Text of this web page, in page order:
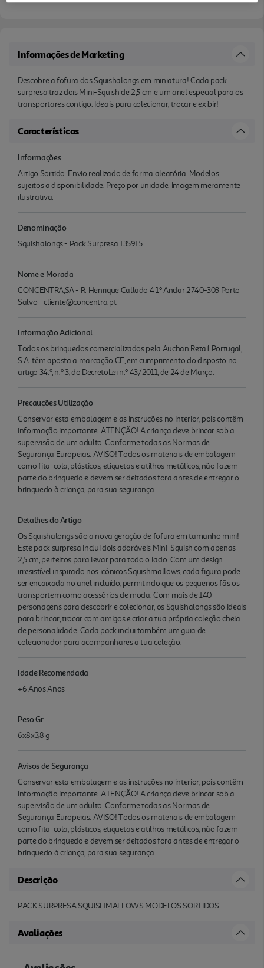
Informações de Marketing
Descobre a fofura dos Squishalongs em miniatura! Cada pack
surpresa traz dois Mini-Squish de 2,5 cm e um anel especial para os
transportares contigo. Ideais para colecionar, trocar e exibir!
Características
Informações
Artigo Sortido. Envio realizado de forma aleatória. Modelos
sujeitos a disponibilidade. Preço por unidade. Imagem meramente
ilustrativa.
Denominação
Squishalongs - Pack Surpresa 135915
Nome e Morada
CONCENTRA,SA - R. Henrique Callado 4 1º Andar 2740-303 Porto
Salvo - cliente@concentra.pt
Informação Adicional
Todos os brinquedos comercializados pela Auchan Retail Portugal,
S.A. têm aposta a marcação CE, em cumprimento do disposto no
artigo 34.º, n.º 3, do DecretoLei n.º 43/2011, de 24 de Março.
Precauções Utilização
Conservar esta embalagem e as instruções no interior, pois contêm
informação importante. ATENÇÃO! A criança deve brincar sob a
supervisão de um adulto. Conforme todas as Normas de
Segurança Europeias. AVISO! Todos os materiais de embalagem
como fita-cola, plásticos, etiquetas e atilhos metálicos, não fazem
parte do brinquedo e devem ser deitados fora antes de entregar o
brinquedo à criança, para sua segurança.
Detalhes do Artigo
Os Squishalongs são a nova geração de fofura em tamanho mini!
Este pack surpresa inclui dois adoráveis Mini-Squish com apenas
2,5 cm, perfeitos para levar para todo o lado. Com um design
irresistível inspirado nos icónicos Squishmallows, cada figura pode
ser encaixada no anel incluído, permitindo que os pequenos fãs os
transportem como acessórios de moda. Com mais de 140
personagens para descobrir e colecionar, os Squishalongs são ideais
para brincar, trocar com amigos e criar a tua própria coleção cheia
de personalidade. Cada pack inclui também um guia de
colecionador para acompanhares a tua coleção.
Idade Recomendada
+6 Anos Anos
Peso Gr
6x8x3,8 g
Avisos de Segurança
Conservar esta embalagem e as instruções no interior, pois contêm
informação importante. ATENÇÃO! A criança deve brincar sob a
supervisão de um adulto. Conforme todas as Normas de
Segurança Europeias. AVISO! Todos os materiais de embalagem
como fita-cola, plásticos, etiquetas e atilhos metálicos, não fazem
parte do brinquedo e devem ser deitados fora antes de entregar o
brinquedo à criança, para sua segurança.
Descrição
PACK SURPRESA SQUISHMALLOWS MODELOS SORTIDOS
Avaliações